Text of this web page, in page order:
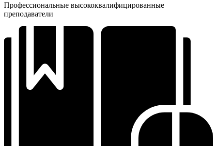
Профессиональные высококвалифицированные
преподаватели